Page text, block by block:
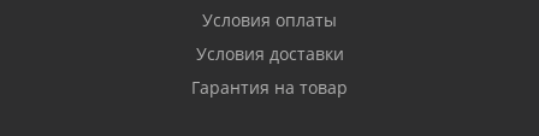
Условия оплаты
Условия доставки
Гарантия на товар